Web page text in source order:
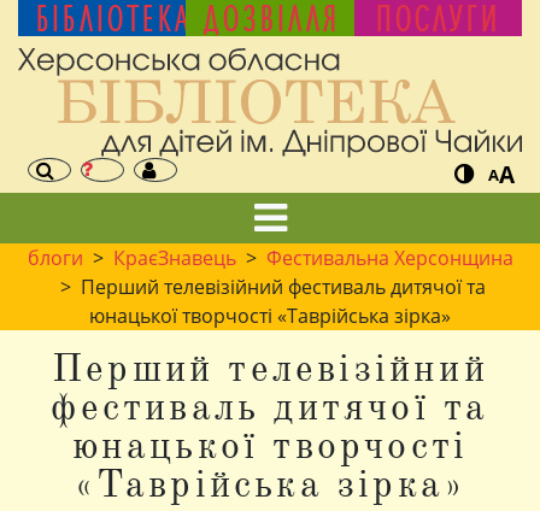
БІБЛІОТЕКА ДОЗВІЛЛЯ ПОСЛУГИ
AA
блоги > КраєЗнавець> Фестивальна Херсонщина
> Перший телевізійний фестиваль дитячої та
юнацької творчості «Таврійська зірка»
Перший телевізійний
фестиваль дитячої та
юнацької творчості
«Таврійська зірка»